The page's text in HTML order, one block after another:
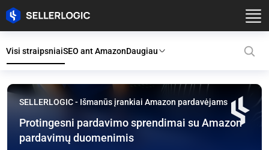
SELLERLOGIC
Visi straipsniaiSEO ant AmazonDaugiau
SELLERLOGIC - Išmanūs įrankiai Amazon pardavėjams
Protingesni pardavimo sprendimai su Amazon
pardavimų duomenimis